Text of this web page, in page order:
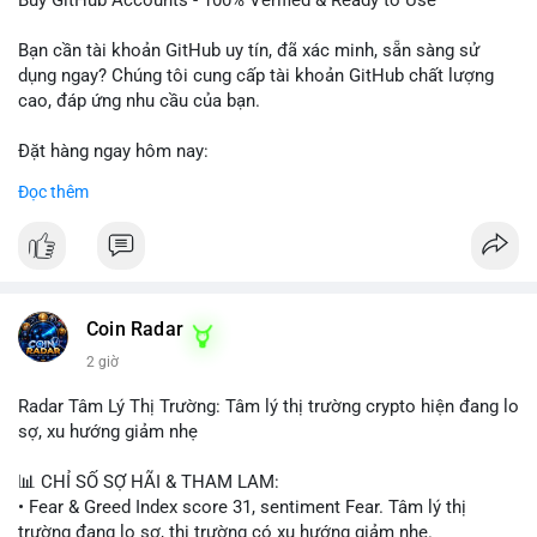
#buytextnowaccounts #pva #textnow
Bạn cần tài khoản GitHub uy tín, đã xác minh, sẵn sàng sử
dụng ngay? Chúng tôi cung cấp tài khoản GitHub chất lượng
cao, đáp ứng nhu cầu của bạn.
Đặt hàng ngay hôm nay:
✅ Phản hồi trong 24 giờ
✅ WhatsApp: +1 (66
✅ Telegram: @localpvashop
Liên hệ ngay để được tư vấn và hỗ trợ nhanh nhất!
Đọc thêm
Coin Radar
2 giờ
Radar Tâm Lý Thị Trường: Tâm lý thị trường crypto hiện đang lo
sợ, xu hướng giảm nhẹ
📊 CHỈ SỐ SỢ HÃI & THAM LAM:
• Fear & Greed Index score 31, sentiment Fear. Tâm lý thị
trường đang lo sợ, thị trường có xu hướng giảm nhẹ.